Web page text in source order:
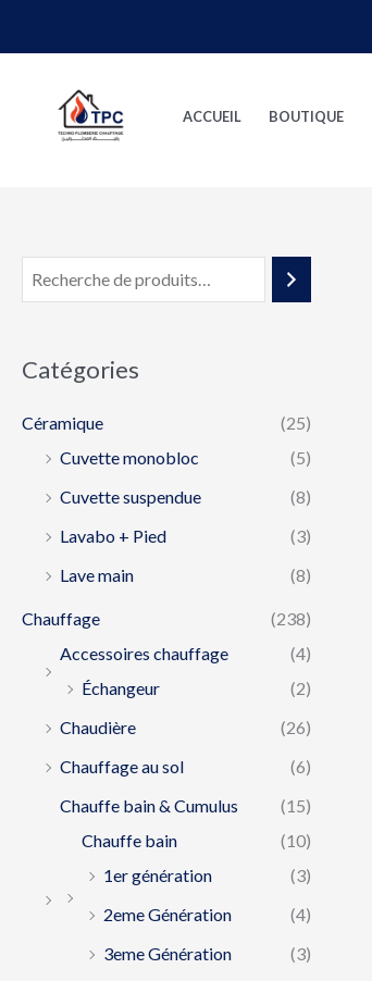
ACCUEIL BOUTIQUE
Catégories
Céramique
(25)
Cuvette monobloc
(5)
Cuvette suspendue
(8)
Lavabo + Pied
(3)
Lave main
(8)
Chauffage
(238)
Accessoires chauffage
(4)
Échangeur
(2)
Chaudière
(26)
Chauffage au sol
(6)
Chauffe bain & Cumulus
(15)
Chauffe bain
(10)
1er génération
(3)
2eme Génération
(4)
3eme Génération
(3)